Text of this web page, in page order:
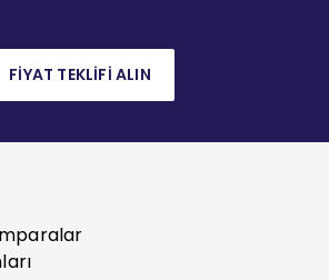
FİYAT TEKLİFİ ALIN